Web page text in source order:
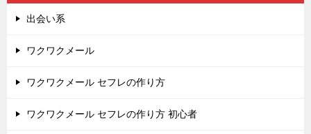
出会い系
ワクワクメール
ワクワクメール セフレの作り方
ワクワクメール セフレの作り方 初心者